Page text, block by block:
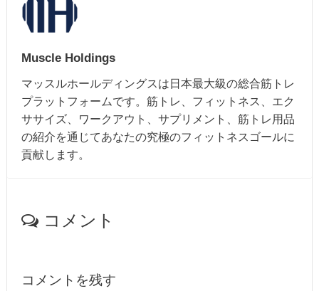
Muscle Holdings
マッスルホールディングスは日本最大級の総合筋トレ
プラットフォームです。筋トレ、フィットネス、エク
ササイズ、ワークアウト、サプリメント、筋トレ用品
の紹介を通じてあなたの究極のフィットネスゴールに
貢献します。
コメント
コメントを残す